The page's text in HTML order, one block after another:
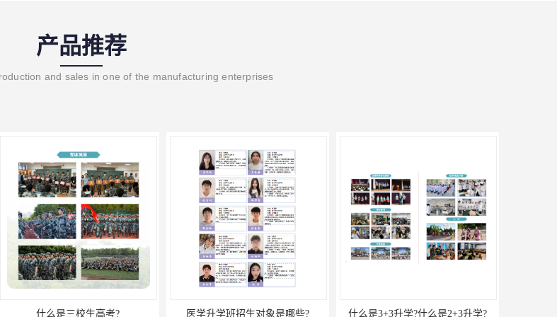
产品推荐
and sales in one of the manufacturing enterprises
什么是三校生高考? 医学升学班招生对象是哪些? 什么是3+3升学?什么是2+3升学?